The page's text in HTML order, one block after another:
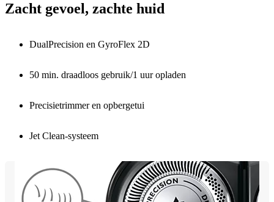
Zacht gevoel, zachte huid
DualPrecision en GyroFlex 2D
50 min. draadloos gebruik/1 uur opladen
Precisietrimmer en opbergetui
Jet Clean-systeem